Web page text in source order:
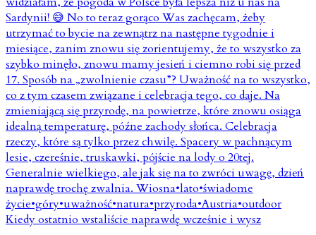
Kiedy ostatnio wstaliście naprawdę wcześnie i wysz